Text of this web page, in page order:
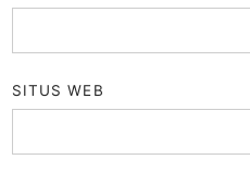
SITUS WEB